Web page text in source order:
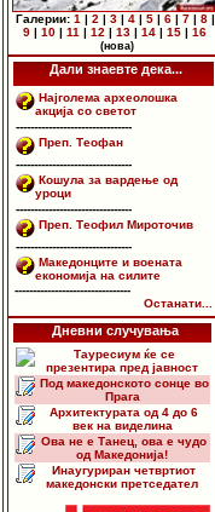
Галерии: 1| 2| 3| 4| 5| 6| 7| 8|
9 | 10 | 11 | 12 | 13 | 14 | 15 | 16
(нова)
Дали знаевте дека...
Најголема археолошка
акција со светот
--------------------------------
Преп. Теофан
--------------------------------
Кошула за вардење од
уроци
--------------------------------
Преп. Теофил Мироточив
--------------------------------
Македонците и воената
економија на силите
--------------------------------
Останати...
Дневни случувања
Тауресиум ќе се
презентира пред јавност
Под македонското сонце во
Прага
Архитектурата од 4 до 6
век на виделина
Ова не е Танец, ова е чудо
од Македонија!
Инаугуриран четвртиот
македонски претседател